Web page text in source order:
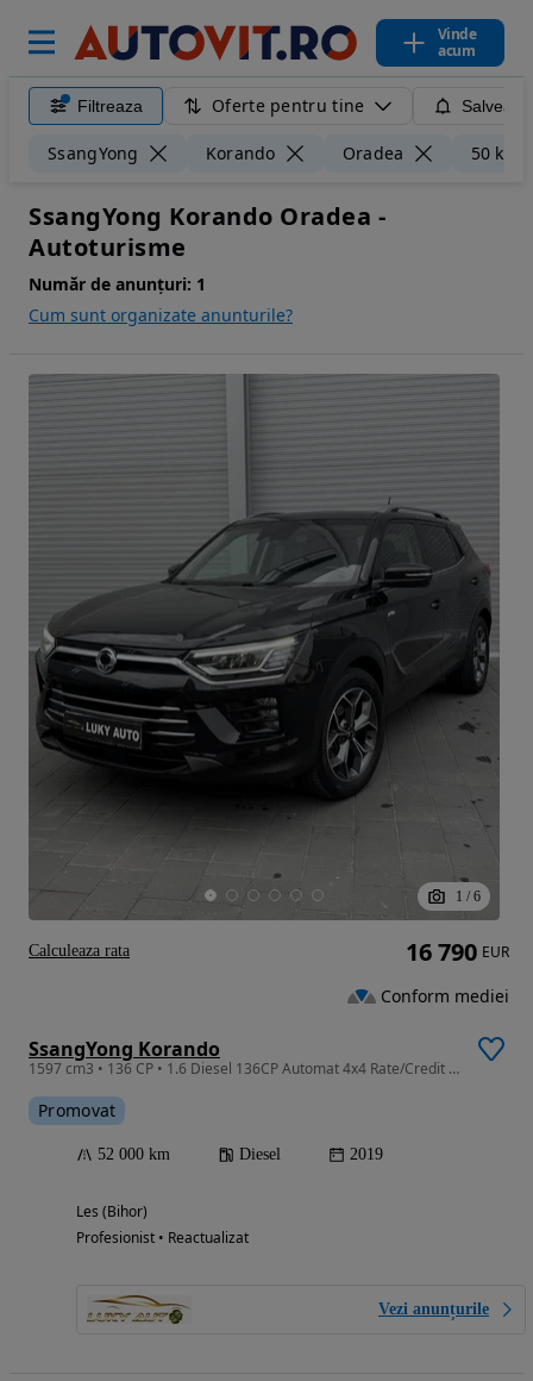
Vinde
acum
Filtreaza Oferte pentru tine
SsangYong Korando Oradea 50 km
SsangYong Korando Oradea -
Autoturisme
Număr de anunțuri: 1
Cum sunt organizate anunturile?
1 / 6
SsangYong Korando
1597 cm3 • 136 CP • 1.6 Diesel 136CP Automat 4x4 Rate/Credit Garantie Transport
Promovat
52 000 km Diesel 2019
Les (Bihor)
Profesionist • Reactualizat
Vezi anunțurile
16 790 EUR
Conform mediei
Calculeaza rata